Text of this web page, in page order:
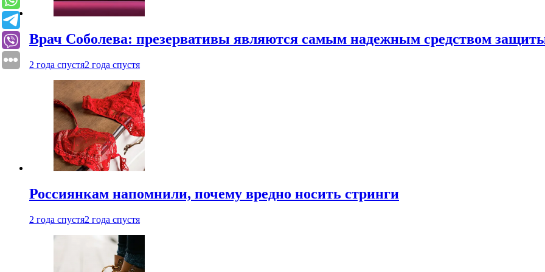
Врач Соболева: презервативы являются самым надежным средством
2 года спустя2 года спустя
Россиянкам напомнили, почему вредно носить стринги
2 года спустя2 года спустя